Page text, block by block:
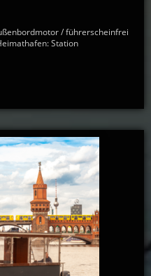
/ führerscheinfrei
Station